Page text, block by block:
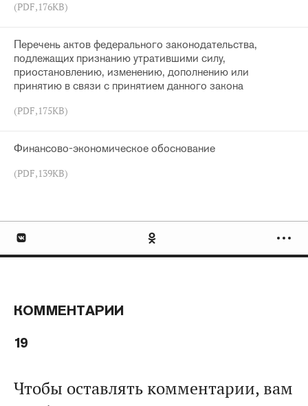
(PDF,176KB)
Перечень актов федерального законодательства,
подлежащих признанию утратившими силу,
приостановлению, изменению, дополнению или
принятию в связи с принятием данного закона
(PDF,175KB)
Финансово-экономическое обоснование
(PDF,139KB)
КОММЕНТАРИИ
19
Чтобы оставлять комментарии, вам